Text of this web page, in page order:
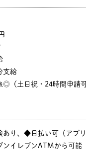
支給
（土日祝・24時間申請可
あり、◆日払い可（アプ
イレブンATMから可能